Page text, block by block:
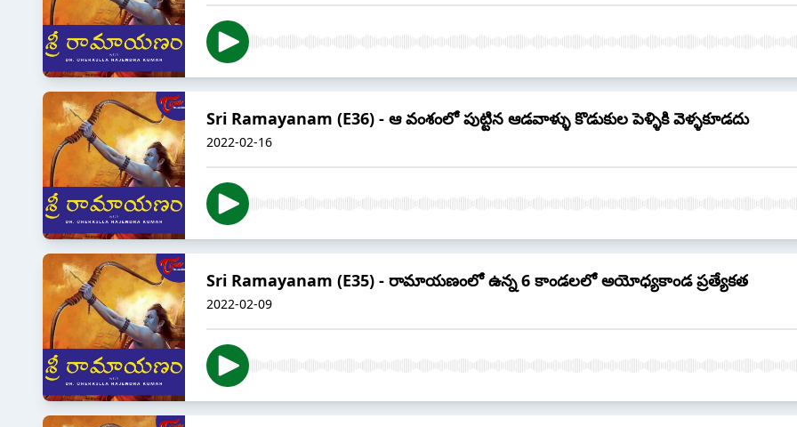
Sri Ramayanam (E36) - ఆ వంశంలో పుట్టిన ఆడవాళ్ళు కొడుకుల పెళ్ళికి వెళ్ళకూడదు
2022-02-16
Sri Ramayanam (E35) - రామాయణంలో ఉన్న 6 కాండలలో అయోధ్యకాండ ప్రత్యేకత
2022-02-09